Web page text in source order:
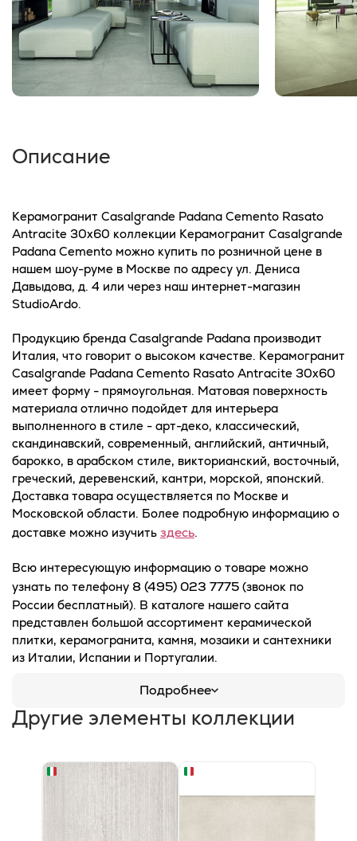
Описание
Керамогранит Casalgrande Padana Cemento Rasato
Antracite 30x60 коллекции Керамогранит Casalgrande
Padana Cemento можно купить по розничной цене в
нашем шоу-руме в Москве по адресу ул. Дениса
Давыдова, д. 4 или через наш интернет-магазин
StudioArdo.
Продукцию бренда Casalgrande Padana производит
Италия, что говорит о высоком качестве. Керамогранит
Casalgrande Padana Cemento Rasato Antracite 30x60
имеет форму - прямоугольная. Матовая поверхность
материала отлично подойдет для интерьера
выполненного в стиле - арт-деко, классический,
скандинавский, современный, английский, античный,
барокко, в арабском стиле, викторианский, восточный,
греческий, деревенский, кантри, морской, японский.
Доставка товара осуществляется по Москве и
Московской области. Более подробную информацию о
доставке можно изучить здесь.
Всю интересующую информацию о товаре можно
узнать по телефону 8 (495) 023 7775 (звонок по
России бесплатный). В каталоге нашего сайта
представлен большой ассортимент керамической
плитки, керамогранита, камня, мозаики и сантехники
из Италии, Испании и Португалии.
Подробнее
Другие элементы коллекции